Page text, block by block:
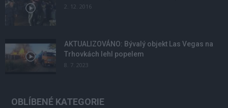
2. 12. 2016
AKTUALIZOVÁNO: Bývalý objekt Las Vegas na
Trhovkách lehl popelem
8. 7. 2023
OBLÍBENÉ KATEGORIE